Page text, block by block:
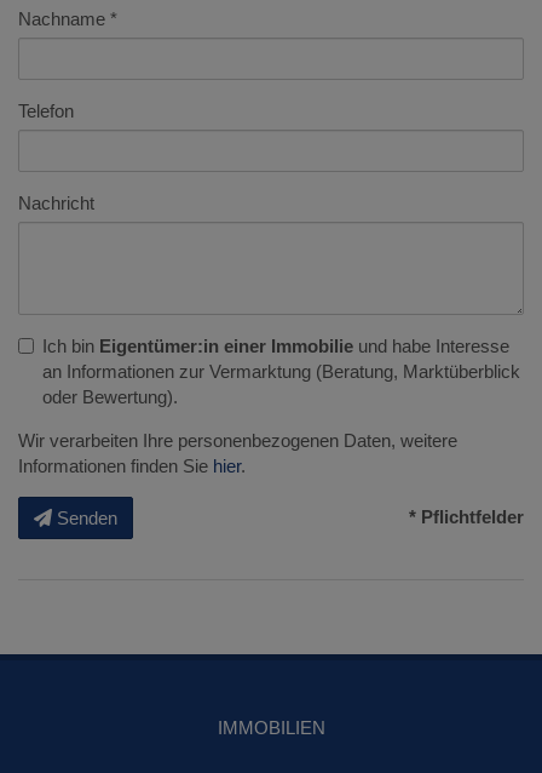
Nachname
Telefon
Nachricht
Ich bin Eigentümer:in einer Immobilie und habe Interesse
an Informationen zur Vermarktung (Beratung, Marktüberblick
oder Bewertung).
Wir verarbeiten Ihre personenbezogenen Daten, weitere
Informationen finden Sie hier.
Senden * Pflichtfelder
IMMOBILIEN